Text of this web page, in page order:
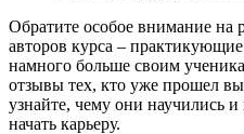
Обратите особое внимание
авторов курса –
намного больше своим
отзывы тех, кто уже прошел
узнайте, чему они научились
начать карьеру.